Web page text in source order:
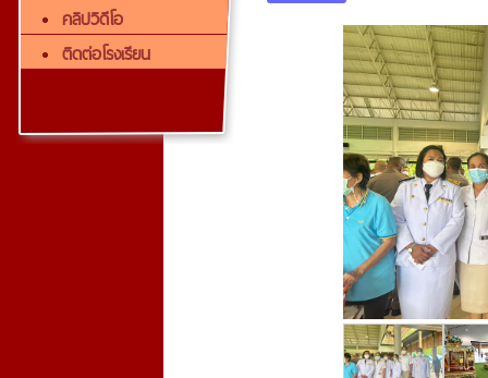
คลิปวิดีโอ
ติดต่อโรงเรียน